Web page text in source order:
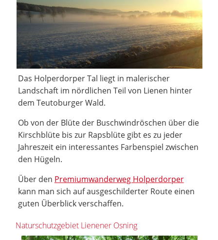
Das Holperdorper Tal liegt in malerischer
Landschaft im nördlichen Teil von Lienen hinter
dem Teutoburger Wald.
Ob von der Blüte der Buschwindröschen über die
Kirschblüte bis zur Rapsblüte gibt es zu jeder
Jahreszeit ein interessantes Farbenspiel zwischen
den Hügeln.
Über den Premiumwanderweg Holperdorper
kann man sich auf ausgeschilderter Route einen
guten Überblick verschaffen.
Naturschutzgebiet Lienener Osning